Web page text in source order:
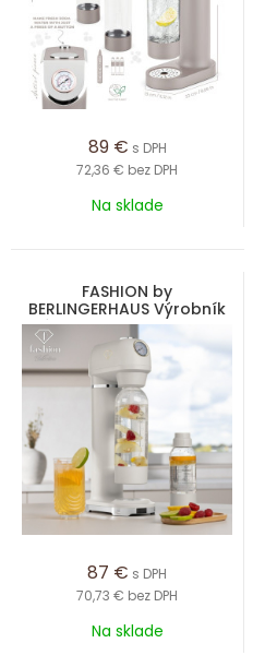
89 € s DPH
72,36 € bez DPH
Na sklade
FASHION by
BERLINGERHAUS Výrobník
sódy SODABAR - 2 fľaše
matného krému - zlatá
kolekcia
87 € s DPH
70,73 € bez DPH
Na sklade